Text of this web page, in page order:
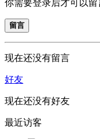
你需要登录后才可以留
留言
现在还没有留言
好友
现在还没有好友
最近访客